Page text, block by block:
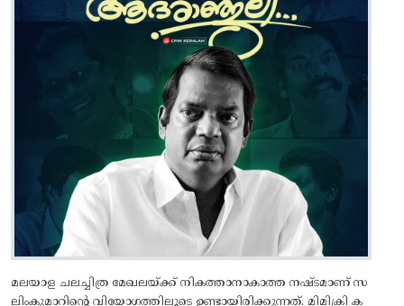
മലയാള ചലച്ചിത്ര മേഖലയ്ക്ക് നികത്താനാകാത്ത നഷ്‌ടമാണ് സ
ലിംകുമാറിൻ്റെ വിയോഗത്തിലൂടെ ഉണ്ടായിരിക്കുന്നത്. മിമിക്രി ക